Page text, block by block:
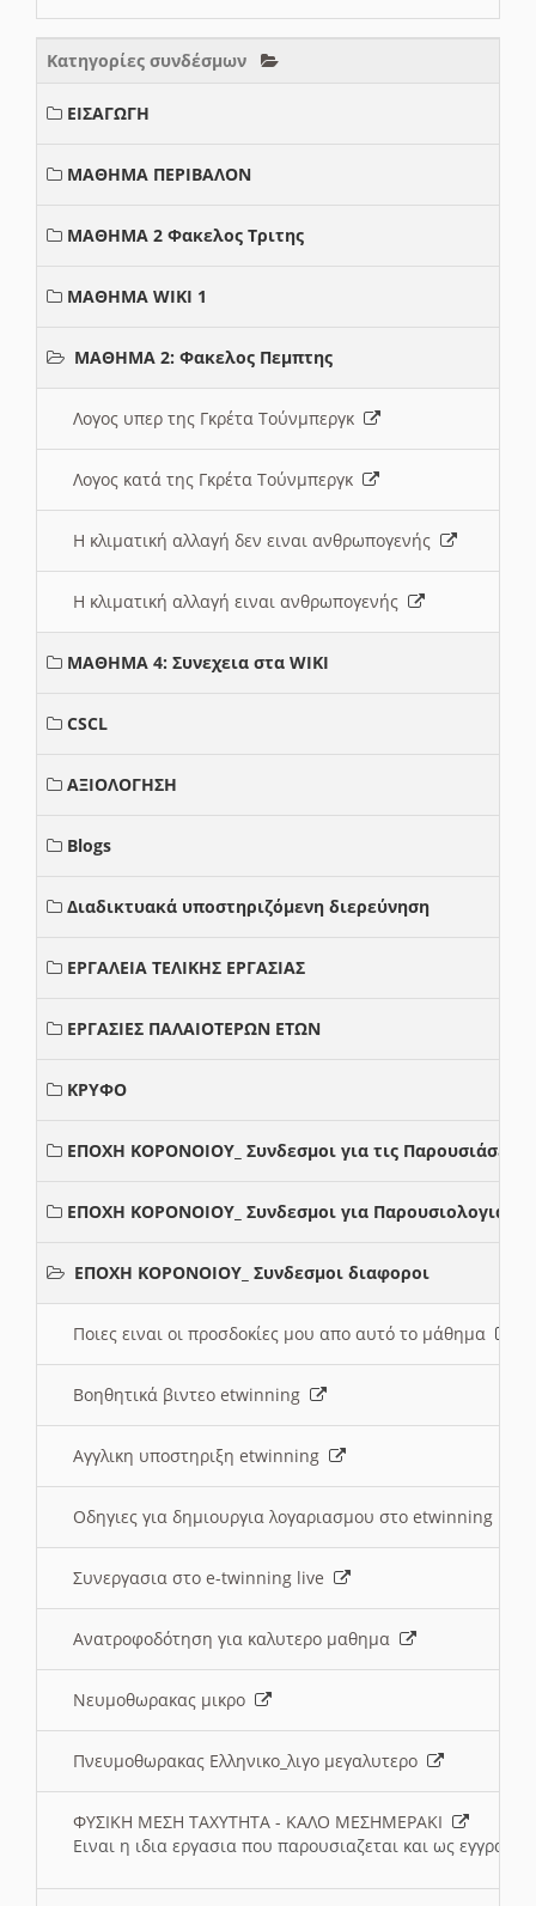
Κατηγορίες συνδέσμων
ΕΙΣΑΓΩΓΗ
ΜΑΘΗΜΑ ΠΕΡΙΒΑΛΟΝ
ΜΑΘΗΜΑ 2 Φακελος Τριτης
ΜΑΘΗΜΑ WIKI 1
ΜΑΘΗΜΑ 2: Φακελος Πεμπτης
Λογος υπερ της Γκρέτα Τούνμπεργκ
Λογος κατά της Γκρέτα Τούνμπεργκ
Η κλιματική αλλαγή δεν ειναι ανθρωπογενής
Η κλιματική αλλαγή ειναι ανθρωπογενής
ΜΑΘΗΜΑ 4: Συνεχεια στα WIKI
CSCL
ΑΞΙΟΛΟΓΗΣΗ
Blogs
Διαδικτυακά υποστηριζόμενη διερεύνηση
ΕΡΓΑΛΕΙΑ ΤΕΛΙΚΗΣ ΕΡΓΑΣΙΑΣ
ΕΡΓΑΣΙΕΣ ΠΑΛΑΙΟΤΕΡΩΝ ΕΤΩΝ
ΚΡΥΦΟ
ΕΠΟΧΗ ΚΟΡΟΝΟΙΟΥ_ Συνδεσμοι για τις Παρουσιάσεις
ΕΠΟΧΗ ΚΟΡΟΝΟΙΟΥ_ Συνδεσμοι για Παρουσιολογια
ΕΠΟΧΗ ΚΟΡΟΝΟΙΟΥ_ Συνδεσμοι διαφοροι
Ποιες ειναι οι προσδοκίες μου απο αυτό το μάθημα
Βοηθητικά βιντεο etwinning
Αγγλικη υποστηριξη etwinning
Οδηγιες για δημιουργια λογαριασμου στο etwinning
Συνεργασια στο e-twinning live
Ανατροφοδότηση για καλυτερο μαθημα
Νευμοθωρακας μικρο
Πνευμοθωρακας Ελληνικο_λιγο μεγαλυτερο
ΦΥΣΙΚΗ ΜΕΣΗ ΤΑΧΥΤΗΤΑ - ΚΑΛΟ ΜΕΣΗΜΕΡΑΚΙ
Ειναι η ιδια εργασια που παρουσιαζεται και ως